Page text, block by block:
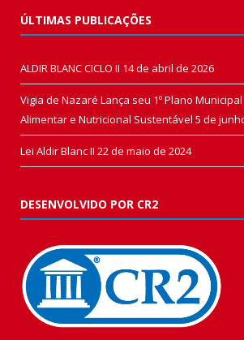
ÚLTIMAS PUBLICAÇÕES
ALDIR BLANC CICLO II 14 de abril de 2026
Vigia de Nazaré Lança seu 1º Plano
Alimentar e Nutricional Sustentável 5 de
Lei Aldir Blanc II 22 de maio de 2024
DESENVOLVIDO POR CR2